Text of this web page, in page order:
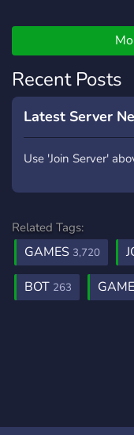
Recent Posts
Latest Server
Use 'Join Server'
Related Tags:
GAMES 3,720
BOT 263